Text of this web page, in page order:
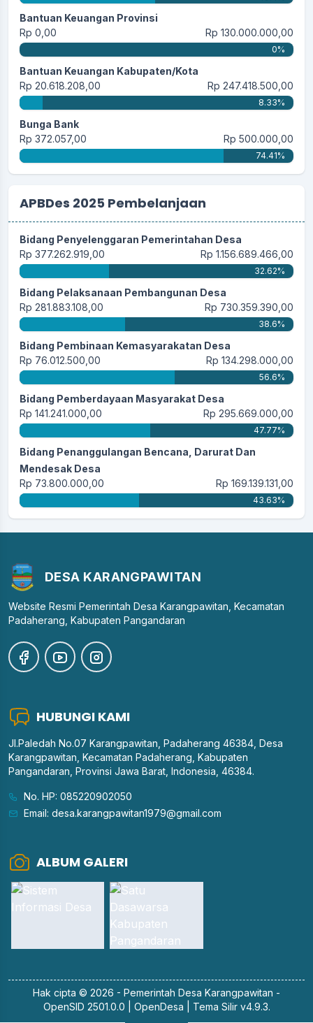
Bantuan Keuangan Provinsi
Rp 0,00
Rp 130.000.000,00
0%
Bantuan Keuangan Kabupaten/Kota
Rp 20.618.208,00
Rp 247.418.500,00
8.33%
Bunga Bank
Rp 372.057,00
Rp 500.000,00
74.41%
APBDes 2025 Pembelanjaan
Bidang Penyelenggaran Pemerintahan Desa
Rp 377.262.919,00
Rp 1.156.689.466,00
32.62%
Bidang Pelaksanaan Pembangunan Desa
Rp 281.883.108,00
Rp 730.359.390,00
38.6%
Bidang Pembinaan Kemasyarakatan Desa
Rp 76.012.500,00
Rp 134.298.000,00
56.6%
Bidang Pemberdayaan Masyarakat Desa
Rp 141.241.000,00
Rp 295.669.000,00
47.77%
Bidang Penanggulangan Bencana, Darurat Dan
Mendesak Desa
Rp 73.800.000,00
Rp 169.139.131,00
43.63%
DESA KARANGPAWITAN
Website Resmi Pemerintah Desa Karangpawitan, Kecamatan
Padaherang, Kabupaten Pangandaran
HUBUNGI KAMI
Jl.Paledah No.07 Karangpawitan, Padaherang 46384, Desa
Karangpawitan, Kecamatan Padaherang, Kabupaten
Pangandaran, Provinsi Jawa Barat, Indonesia, 46384.
No. HP: 085220902050
Email: desa.karangpawitan1979@gmail.com
ALBUM GALERI
Hak cipta © 2026 - Pemerintah Desa Karangpawitan -
OpenSID 2501.0.0
OpenDesa Tema Silir v4.9.3.